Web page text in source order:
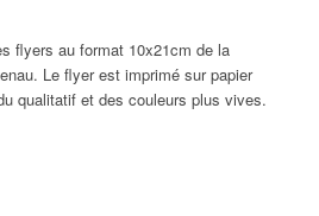
flyers au format 10x21cm de la
Le flyer est imprimé sur papier
qualitatif et des couleurs plus vives.